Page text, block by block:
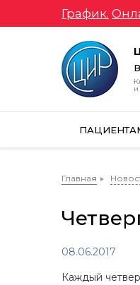
График.
и
Главная
08.06.2017
Каждый